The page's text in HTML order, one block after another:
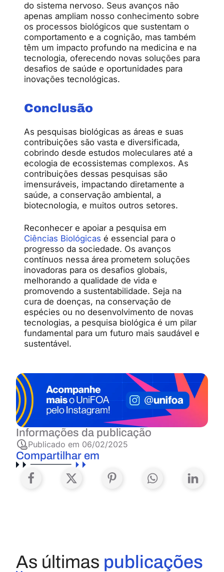
do sistema nervoso. Seus avanços não
apenas ampliam nosso conhecimento sobre
os processos biológicos que sustentam o
comportamento e a cognição, mas também
têm um impacto profundo na medicina e na
tecnologia, oferecendo novas soluções para
desafios de saúde e oportunidades para
inovações tecnológicas.
Conclusão
As pesquisas biológicas as áreas e suas
contribuições são vasta e diversificada,
cobrindo desde estudos moleculares até a
ecologia de ecossistemas complexos. As
contribuições dessas pesquisas são
imensuráveis, impactando diretamente a
saúde, a conservação ambiental, a
biotecnologia, e muitos outros setores.
Reconhecer e apoiar a pesquisa em
Ciências Biológicas é essencial para o
progresso da sociedade. Os avanços
contínuos nessa área prometem soluções
inovadoras para os desafios globais,
melhorando a qualidade de vida e
promovendo a sustentabilidade. Seja na
cura de doenças, na conservação de
espécies ou no desenvolvimento de novas
tecnologias, a pesquisa biológica é um pilar
fundamental para um futuro mais saudável e
sustentável.
Informações da publicação
Publicado em 06/02/2025
Compartilhar em
As últimas publicações